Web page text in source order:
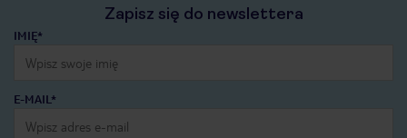
Zapisz się do newslettera
IMIĘ*
E-MAIL*